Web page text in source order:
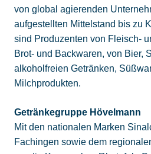
von global agierenden
aufgestellten Mittelstand bis zu
sind Produzenten von Fleisch-
Brot- und Backwaren, von Bier,
alkoholfreien Getränken,
Milchprodukten.
Getränkegruppe Hövelmann
Mit den nationalen Marken
Fachingen sowie dem